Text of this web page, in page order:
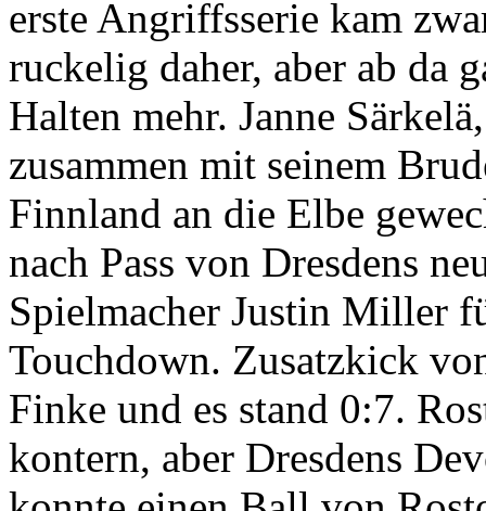
erste Angriffsserie kam
ruckelig daher, aber ab da
Halten mehr. Janne
zusammen mit seinem
Finnland an die Elbe
nach Pass von Dresdens
Spielmacher Justin Miller
Touchdown. Zusatzkick
Finke und es stand 0:7.
kontern, aber Dresdens